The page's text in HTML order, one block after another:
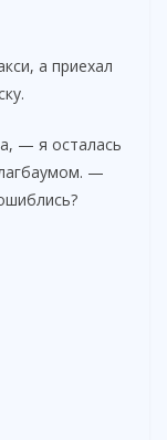
а приехал
— я осталась
—